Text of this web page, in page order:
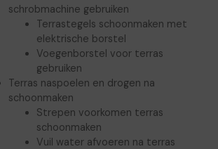
schrobmachine gebruiken
Terrastegels schoonmaken met
elektrische borstel
Voegenborstel voor terras
gebruiken
Terras naspoelen en drogen na
schoonmaken
Strepen voorkomen terras
schoonmaken
Vuil water afvoeren na terras